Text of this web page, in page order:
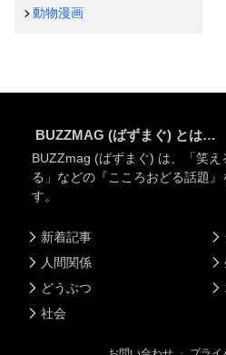
動物漫画
BUZZMAG (ばずまぐ) とは…
BUZZmag (ばずまぐ) は、「笑
る」などの『こころおどる話題
す。
新着記事
人間関係
どうぶつ
社会